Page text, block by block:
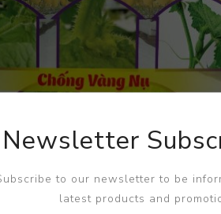
Newsletter
to our newsletter to be
latest products and